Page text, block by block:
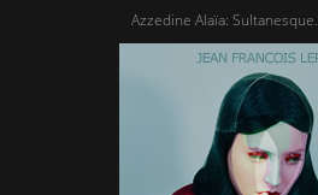
Azzedine Alaïa: Sultanesque.